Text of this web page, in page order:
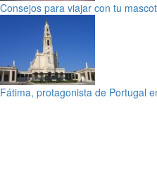
Consejos para viajar con tu
Fátima, protagonista de Portugal